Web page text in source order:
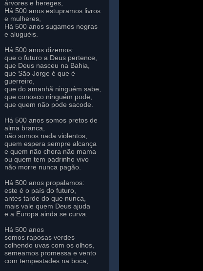
árvores e hereges,
Há 500 anos estupramos livros
e mulheres,
Há 500 anos sugamos negras
e aluguéis.
Há 500 anos dizemos:
que o futuro a Deus pertence,
que Deus nasceu na Bahia,
que São Jorge é que é
guerreiro,
que do amanhã ninguém sabe,
que conosco ninguém pode,
que quem não pode sacode.
Há 500 anos somos pretos de
alma branca,
não somos nada violentos,
quem espera sempre alcança
e quem não chora não mama
ou quem tem padrinho vivo
não morre nunca pagão.
Há 500 anos propalamos:
este é o país do futuro,
antes tarde do que nunca,
mais vale quem Deus ajuda
e a Europa ainda se curva.
Há 500 anos
somos raposas verdes
colhendo uvas com os olhos,
semeamos promessa e vento
com tempestades na boca,